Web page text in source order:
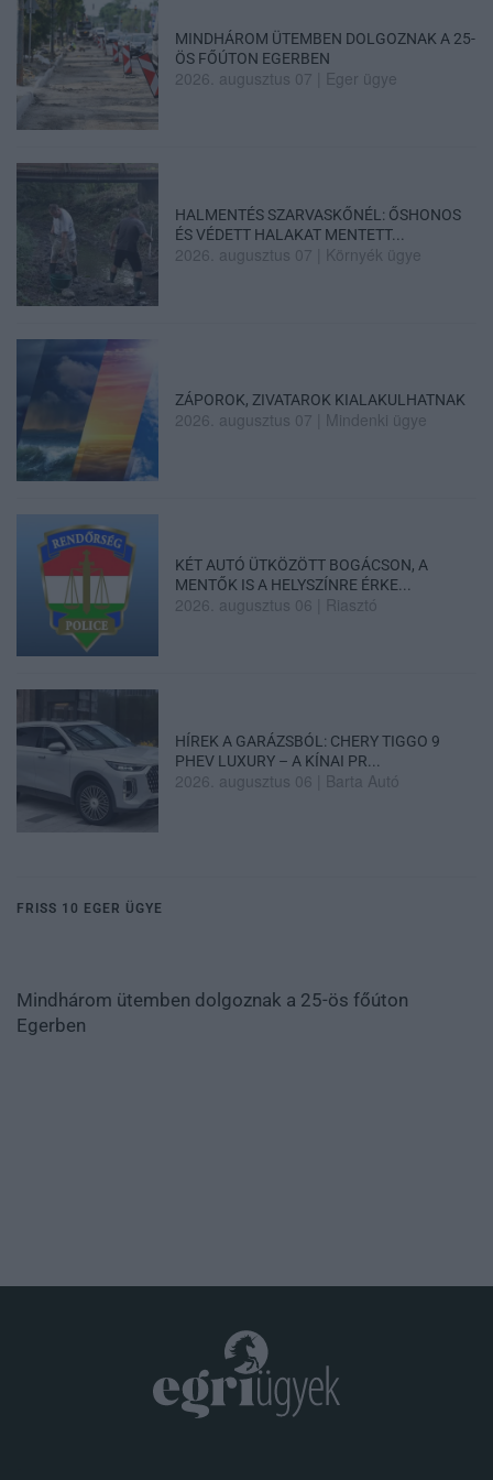
MINDHÁROM ÜTEMBEN DOLGOZNAK A 25-
ÖS FŐÚTON EGERBEN
2026. augusztus 07 Eger ügye
HALMENTÉS SZARVASKŐNÉL: ŐSHONOS
ÉS VÉDETT HALAKAT MENTETT...
2026. augusztus 07 Környék ügye
ZÁPOROK, ZIVATAROK KIALAKULHATNAK
2026. augusztus 07 Mindenki ügye
KÉT AUTÓ ÜTKÖZÖTT BOGÁCSON, A
MENTŐK IS A HELYSZÍNRE ÉRKE...
2026. augusztus 06 Riasztó
HÍREK A GARÁZSBÓL: CHERY TIGGO 9
PHEV LUXURY – A KÍNAI PR...
2026. augusztus 06 Barta Autó
FRISS 10 EGER ÜGYE
Mindhárom ütemben dolgoznak a 25-ös főúton
Egerben